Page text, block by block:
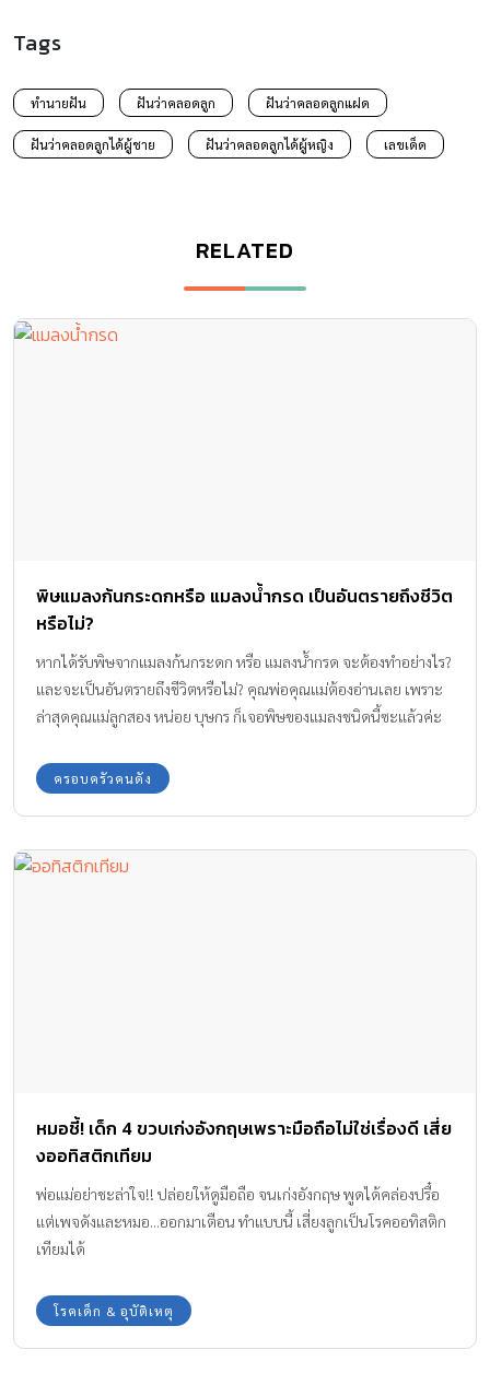
Tags
ทำนายฝัน ฝันว่าคลอดลูก ฝันว่าคลอดลูกแฝด
ฝันว่าคลอดลูกได้ผู้ชาย ฝันว่าคลอดลูกได้ผู้หญิง เลขเด็ด
RELATED
พิษแมลงก้นกระดกหรือ แมลงน้ำกรด เป็นอันตรายถึงชีวิต
หรือไม่?
หากได้รับพิษจากแมลงก้นกระดก หรือ แมลงน้ำกรด จะต้องทำอย่างไร?
และจะเป็นอันตรายถึงชีวิตหรือไม่? คุณพ่อคุณแม่ต้องอ่านเลย เพราะ
ล่าสุดคุณแม่ลูกสอง หน่อย บุษกร ก็เจอพิษของแมลงชนิดนี้ซะแล้วค่ะ
ครอบครัวคนดัง
หมอชี้! เด็ก 4 ขวบเก่งอังกฤษเพราะมือถือไม่ใช่เรื่องดี เสี่ย
งออทิสติกเทียม
พ่อแม่อย่าชะล่าใจ!! ปล่อยให้ดูมือถือ จนเก่งอังกฤษ พูดได้คล่องปรื๋อ
แต่เพจดังและหมอ...ออกมาเตือน ทำแบบนี้ เสี่ยงลูกเป็นโรคออทิสติก
เทียมได้
โรคเด็ก & อุบัติเหตุ